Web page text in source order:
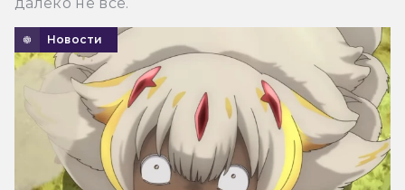
Новости